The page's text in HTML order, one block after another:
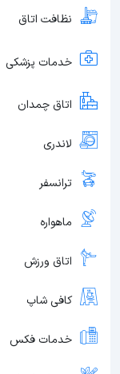
نظافت اتاق
خدمات پزشکی
اتاق چمدان
لاندری
ترانسفر
ماهواره
اتاق ورزش
کافی شاپ
خدمات فکس